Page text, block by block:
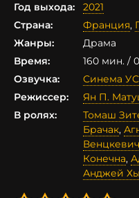
Год выхода:
2021
Страна:
Франция,
Жанры:
Драма
Время:
160 мин. /
Озвучка:
Синема УС
Режиссер:
Ян П.
В ролях:
Томаш
Брачак,
Венцкевич
Конечна,
Анджей